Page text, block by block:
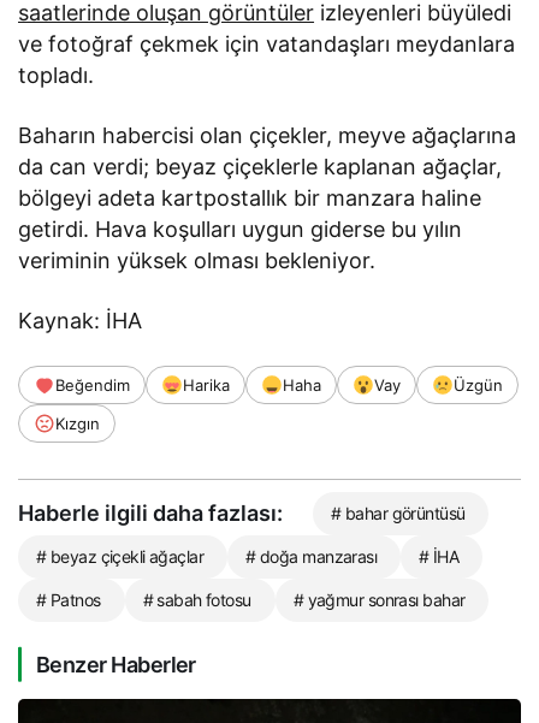
saatlerinde oluşan görüntüler izleyenleri büyüledi
ve fotoğraf çekmek için vatandaşları meydanlara
topladı.
Baharın habercisi olan çiçekler, meyve ağaçlarına
da can verdi; beyaz çiçeklerle kaplanan ağaçlar,
bölgeyi adeta kartpostallık bir manzara haline
getirdi. Hava koşulları uygun giderse bu yılın
veriminin yüksek olması bekleniyor.
Kaynak: İHA
Beğendim Harika Haha Vay
Üzgün
Kızgın
Haberle ilgili daha fazlası: # bahar görüntüsü
# beyaz çiçekli ağaçlar # doğa manzarası # İHA
# Patnos # sabah fotosu # yağmur sonrası bahar
Benzer Haberler